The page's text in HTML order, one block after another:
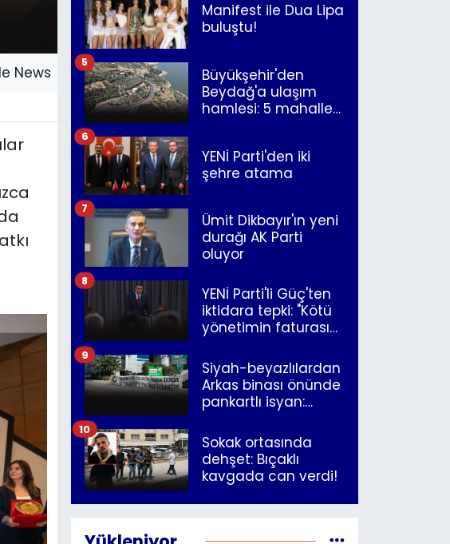
Manifest ile Dua Lipa
buluştu!
Büyükşehir'den
Beydağ'a ulaşım
hamlesi: 5 mahalle
5
YENİ Parti'den iki
şehre atama
6
Ümit Dikbayır'ın yeni
durağı AK Parti
oluyor
7
YENİ Parti'li Güç'ten
iktidara tepki: "Kötü
yönetimin faturasını
8
Siyah-beyazlılardan
Arkas binası önünde
pankartlı isyan:
İzmir"
9
Sokak ortasında
dehşet: Bıçaklı
kavgada can verdi!
10